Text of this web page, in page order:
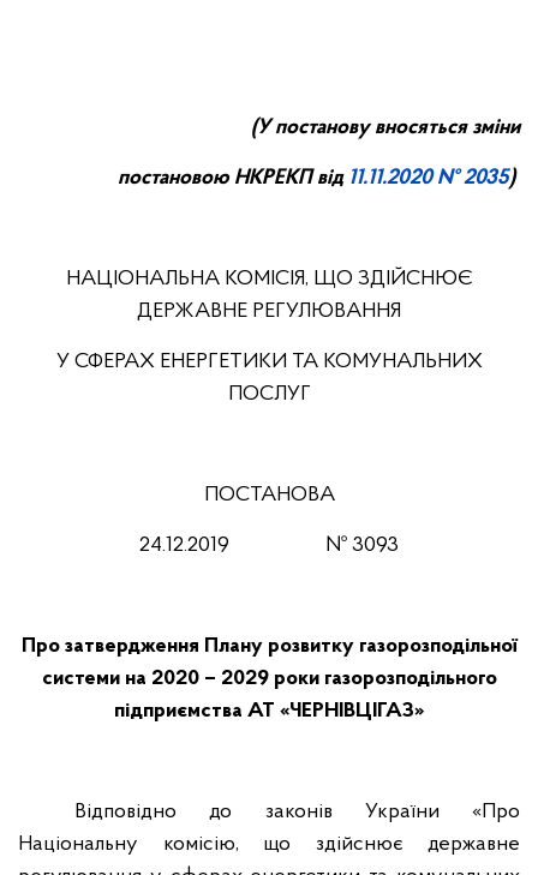
(У постанову вносяться зміни
постановою НКРЕКП від 11.11.2020№ 2035)
НАЦІОНАЛЬНА КОМІСІЯ, ЩО ЗДІЙСНЮЄ
ДЕРЖАВНЕ РЕГУЛЮВАННЯ
У СФЕРАХ ЕНЕРГЕТИКИ ТА КОМУНАЛЬНИХ
ПОСЛУГ
ПОСТАНОВА
24.12.2019 № 3093
Про затвердження Плану розвитку газорозподільної
системи на 2020 – 2029 роки газорозподільного
підприємства АТ «ЧЕРНІВЦІГАЗ»
Відповідно до законів України «Про
Національну комісію, що здійснює державне